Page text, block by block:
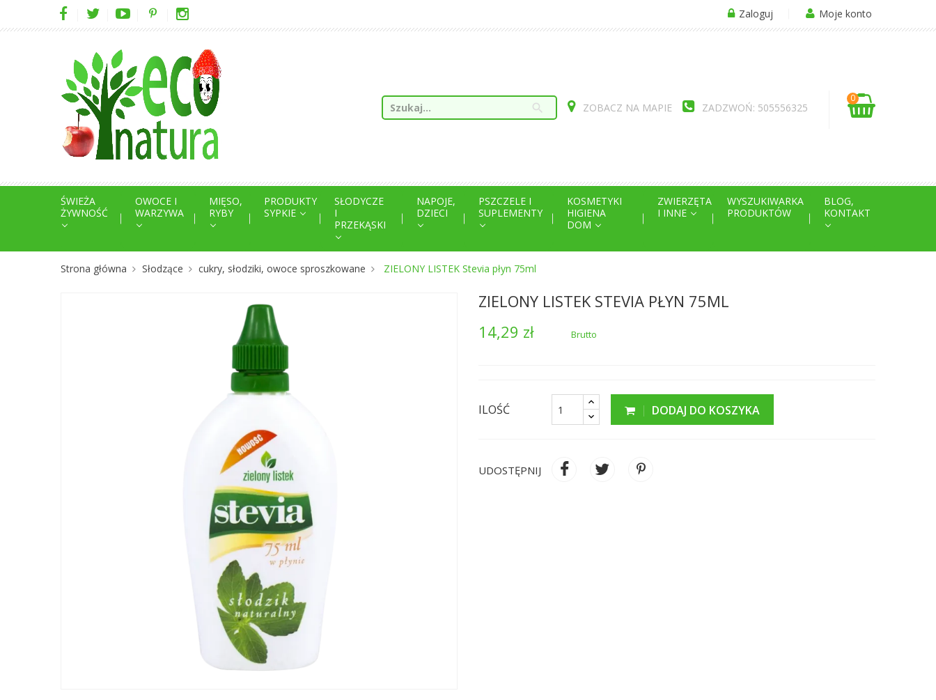
Zaloguj Moje konto
search ZOBACZ NA MAPIE ZADZWOŃ: 505556325
0
ŚWIEŻA
ŻYWNOŚĆ
OWOCE I
WARZYWA
MIĘSO,
RYBY
PRODUKTY
SYPKIE
SŁODYCZE
I
PRZEKĄSKI
NAPOJE,
DZIECI
PSZCZELE I
SUPLEMENTY
KOSMETYKI
HIGIENA
DOM
ZWIERZĘTA
I INNE
WYSZUKIWARKA
PRODUKTÓW
BLOG,
KONTAKT
Strona główna Słodzące cukry, słodziki, owoce sproszkowane ZIELONY LISTEK Stevia płyn 75ml
ZIELONY LISTEK STEVIA PŁYN 75ML
14,29 zł
Brutto
ILOŚĆ DODAJ DO KOSZYKA
UDOSTĘPNIJ